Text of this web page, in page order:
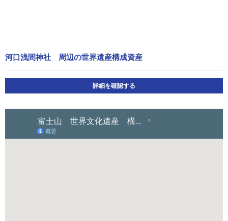
河口浅間神社 周辺の世界遺産構成資産
詳細を確認する